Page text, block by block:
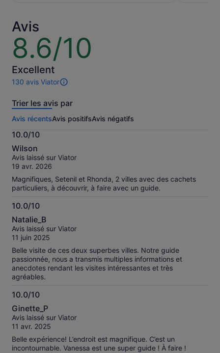
adulte
Avis
8.6/10
8.6
sur
10
Excellent
130 avis Viator
130 avis
cette
Plus
d’informations
sur
nos
avis
vérifiés
Trier les avis par
Avis récentsAvis positifsAvis négatifs
10.0/10
10.0
sur
10
Wilson
Avis laissé sur Viator
19 avr. 2026
Magnifiques, Setenil et Rhonda, 2 villes avec des cachets
particuliers, à découvrir, à faire avec un guide.
10.0/10
10.0
sur
10
Natalie_B
Avis laissé sur Viator
11 juin 2025
Belle visite de ces deux superbes villes. Notre guide
passionnée, nous a transmis multiples informations et
anecdotes rendant les visites intéressantes et très
agréables.
10.0/10
10.0
sur
10
Ginette_P
Avis laissé sur Viator
11 avr. 2025
Belle expérience! L’endroit est magnifique. C’est un
incontournable. Vanessa est une super guide ! À faire !